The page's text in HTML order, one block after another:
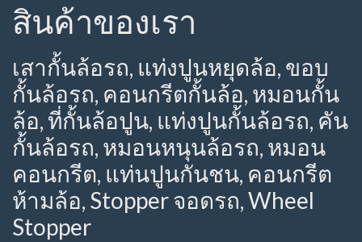
สินค้าของเรา
เสากั้นล้อรถ, แท่งปูนหยุดล้อ, ขอบ
กั้นล้อรถ, คอนกรีตกั้นล้อ, หมอนกั้น
ล้อ, ที่กั้นล้อปูน, แท่งปูนกั้นล้อรถ, คัน
กั้นล้อรถ, หมอนหนุนล้อรถ, หมอน
คอนกรีต, แท่นปูนกันชน, คอนกรีต
ห้ามล้อ, Stopper จอดรถ, Wheel
Stopper